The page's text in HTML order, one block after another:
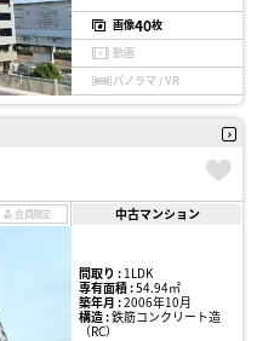
画像40枚
動画
パノラマ / VR
会員限定 中古マンション
間取り :1LDK
専有面積 :54.94㎡
築年月 :2006年10月
構造 :鉄筋コンクリート造
（RC）